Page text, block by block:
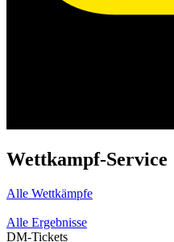
Wettkampf-Service
Alle Wettkämpfe
Alle Ergebnisse
DM-Tickets